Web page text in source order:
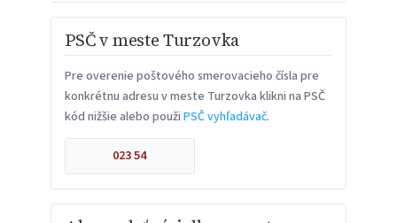
PSČ v meste Turzovka
Pre overenie poštového smerovacieho čísla pre
konkrétnu adresu v meste Turzovka klikni na PSČ
kód nižšie alebo použi PSČ vyhľadávač.
023 54